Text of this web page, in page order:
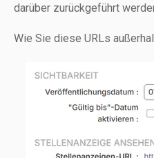
darüber zurückgeführt
Wie Sie diese URLs